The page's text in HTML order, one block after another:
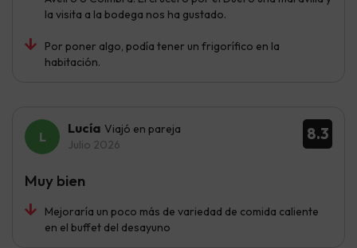
la visita a la bodega nos ha gustado.
Por poner algo, podía tener un frigorífico en la
habitación.
8.3
Lucía Viajó en pareja
Julio 2026
Mejoraría un poco más de variedad de comida caliente
en el buffet del desayuno
Muy bien